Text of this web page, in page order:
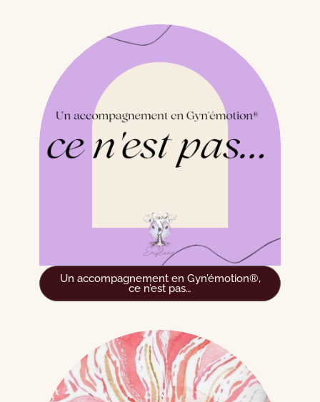
Un accompagnement en Gyn’émotion®,
ce n’est pas…